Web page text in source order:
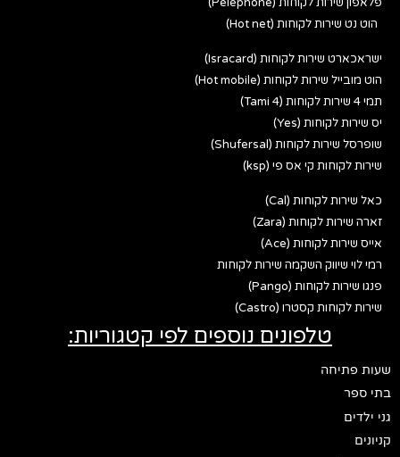
הוט נט שירות לקוחות (Hot net)
ישראכארט שירות לקוחות (Isracard)
הוט מובייל שירות לקוחות (Hot mobile)
תמי 4 שירות לקוחות (Tami 4)
יס שירות לקוחות (Yes)
שופרסל שירות לקוחות (Shufersal)
שירות לקוחות קי אס פי (ksp)
כאל שירות לקוחות (Cal)
זארה שירות לקוחות (Zara)
אייס שירות לקוחות (Ace)
רמי לוי שיווק השקמה שירות לקוחות
פנגו שירות לקוחות (Pango)
שירות לקוחות קסטרו (Castro)
טלפונים נוספים לפי קטגוריות:
שעות פתיחה
בתי ספר
גני ילדים
קניונים